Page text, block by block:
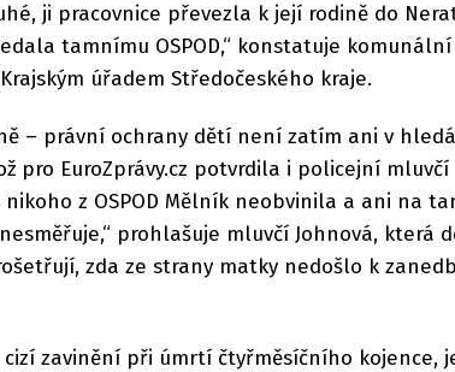
ji pracovnice převezla k její rodině do
tamnímu OSPOD,“ konstatuje
úřadem Středočeského kraje.
– právní ochrany dětí není zatím ani v
pro EuroZprávy.cz potvrdila i policejní mluvčí
nikoho z OSPOD Mělník neobvinila a ani na
prohlašuje mluvčí Johnová, která
zda ze strany matky nedošlo k
zavinění při úmrtí čtyřměsíčního kojence,